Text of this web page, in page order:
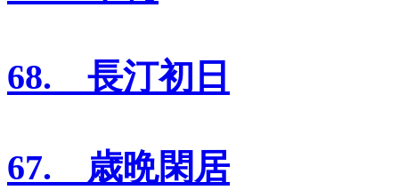
68. 長汀初日
67. 歳晩閑居